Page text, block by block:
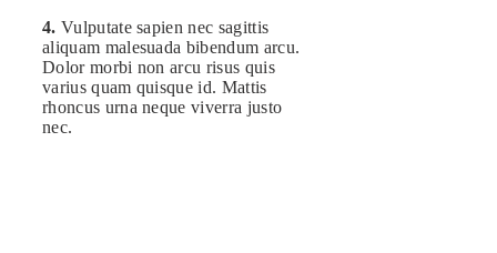
4. Vulputate sapien nec sagittis
aliquam malesuada bibendum arcu.
Dolor morbi non arcu risus quis
varius quam quisque id. Mattis
rhoncus urna neque viverra justo
nec.